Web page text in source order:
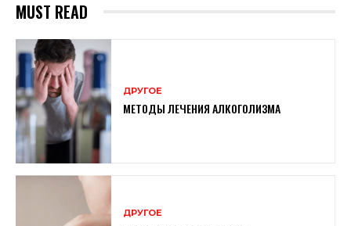
MUST READ
ДРУГОЕ
МЕТОДЫ ЛЕЧЕНИЯ АЛКОГОЛИЗМА
ДРУГОЕ